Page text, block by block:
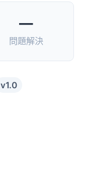
—
問題解決
v1.0